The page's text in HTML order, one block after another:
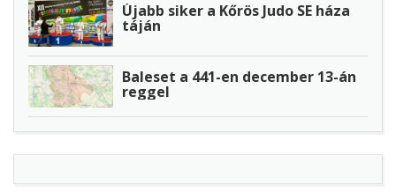
Újabb siker a Kőrös Judo SE háza
táján
Baleset a 441-en december 13-án
reggel